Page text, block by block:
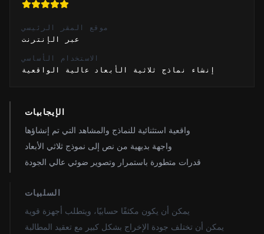
موقع المقر الرئيسي
عبر الإنترنت
الاستخدام الأساسي
إنشاء نماذج ثلاثية الأبعاد عالية الواقعية
الإيجابيات
واقعية استثنائية للنماذج والمشاهد التي تم إنشاؤها
واجهة بديهية من نص إلى نموذج ثلاثي الأبعاد
قدرات متطورة باستمرار وتصوير ضوئي عالي الجودة
السلبيات
يمكن أن يكون مكثفًا حسابيًا، ويتطلب أجهزة قوية
يمكن أن تختلف جودة الإخراج بشكل كبير مع تعقيد المطالبة